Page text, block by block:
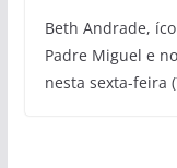
Beth Andrade,
Padre Miguel e
nesta sexta-feira